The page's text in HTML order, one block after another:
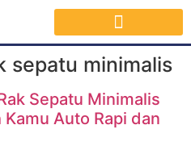
sepatu minimalis
Sepatu Minimalis
Auto Rapi dan